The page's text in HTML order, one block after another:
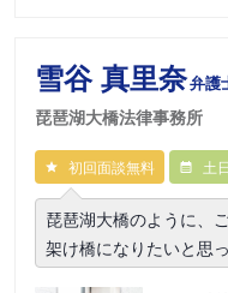
雪谷 真里奈弁護
琵琶湖大橋法律事務所
初回面談無料 土
琵琶湖大橋のように、
架け橋になりたいと思